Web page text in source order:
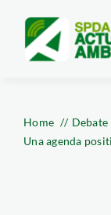
content
Home
Una agenda